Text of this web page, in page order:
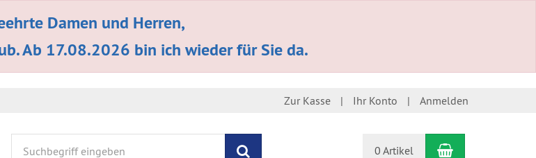
Damen und Herren,
Ab 17.08.2026 bin ich wieder für Sie da.
Zur Kasse Ihr Konto Anmelden
0 Artikel Warenkorb